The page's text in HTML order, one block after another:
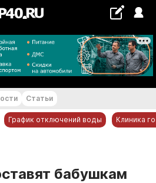
+23...+24 °С
Статьи
График отключений воды Клиника
бабушкам